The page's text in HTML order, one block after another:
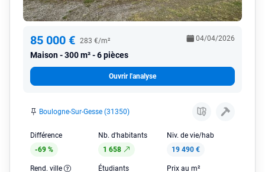
85 000 € 283 €/m²
Maison 300 m² - 6 pièces
04/04/2026
Ouvrir l'analyse
Boulogne-Sur-Gesse (31350)
Différence
-69 %
Nb. d'habitants
1 658
Niv. de vie/hab
19 490 €
Rend. ville
Étudiants
Prix au m²